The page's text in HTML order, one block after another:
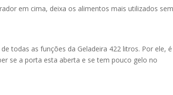
em cima, deixa os alimentos mais utilizados
todas as funções da Geladeira 422 litros. Por ele,
se a porta esta aberta e se tem pouco gelo no